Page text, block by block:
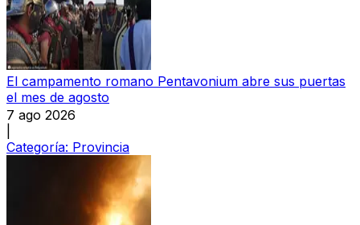
El campamento romano Pentavonium abre sus puertas
el mes de agosto
7 ago 2026
Categoría: Provincia